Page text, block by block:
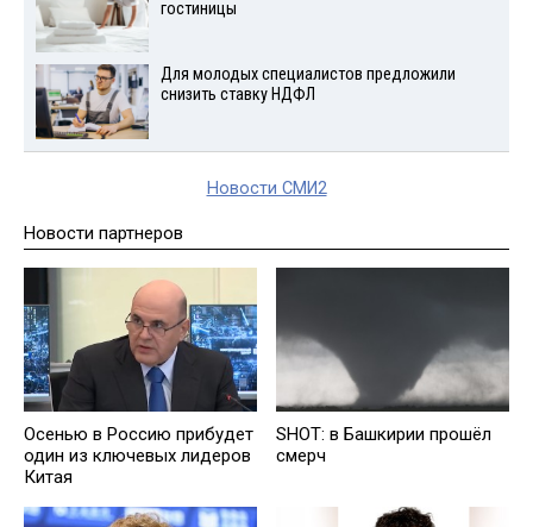
гостиницы
Для молодых специалистов предложили
снизить ставку НДФЛ
Новости СМИ2
Новости партнеров
Осенью в Россию прибудет
один из ключевых лидеров
Китая
SHOT: в Башкирии прошёл
смерч